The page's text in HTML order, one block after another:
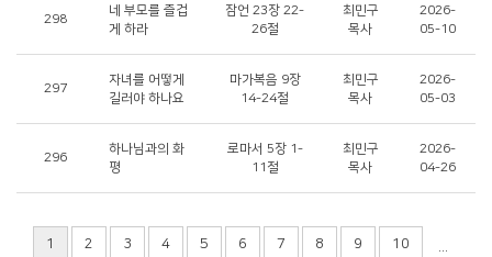
298
네 부모를 즐겁
게 하라
잠언 23장 22-
26절
최민구
목사
2026-
05-10
297
자녀를 어떻게
길러야 하나요
마가복음 9장
14-24절
최민구
목사
2026-
05-03
296
하나님과의 화
평
로마서 5장 1-
11절
최민구
목사
2026-
04-26
1 2 3 4 5 6 7 8 9 10